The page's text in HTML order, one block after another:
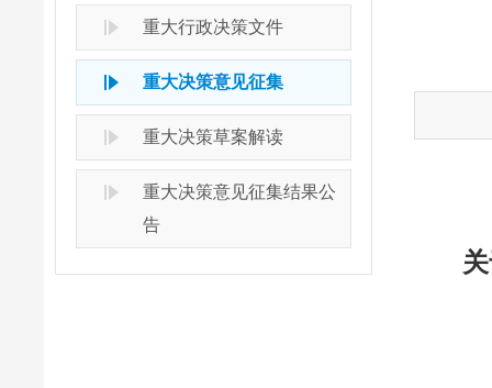
重大行政决策文件
重大决策意见征集
重大决策草案解读
重大决策意见征集结果公
告